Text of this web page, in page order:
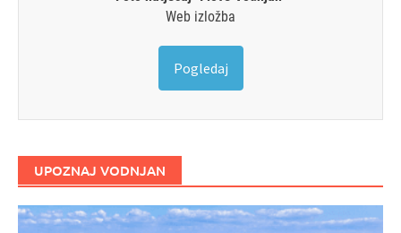
Web izložba
Pogledaj
UPOZNAJ VODNJAN